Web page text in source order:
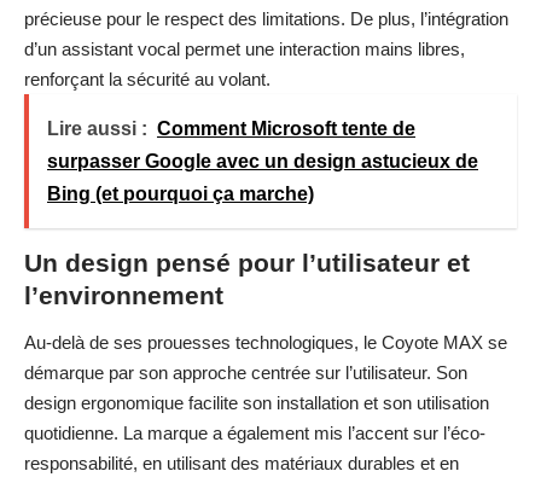
précieuse pour le respect des limitations. De plus, l’intégration
d’un assistant vocal permet une interaction mains libres,
renforçant la sécurité au volant.
Lire aussi : Comment Microsoft tente de
surpasser Google avec un design astucieux de
Bing (et pourquoi ça marche)
Un design pensé pour l’utilisateur et
l’environnement
Au-delà de ses prouesses technologiques, le Coyote MAX se
démarque par son approche centrée sur l’utilisateur. Son
design ergonomique facilite son installation et son utilisation
quotidienne. La marque a également mis l’accent sur l’éco-
responsabilité, en utilisant des matériaux durables et en